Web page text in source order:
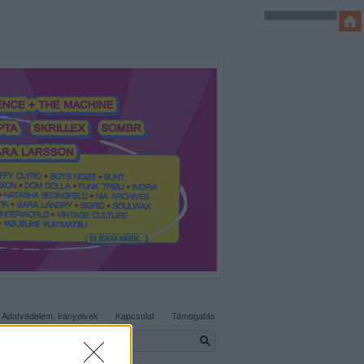
Adatvédelem, irányelvek Kapcsolat Támogatás